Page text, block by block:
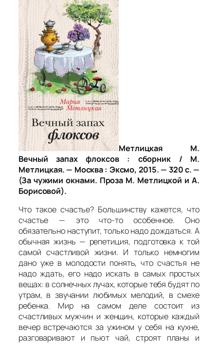
Метлицкая М.
Вечный запах флоксов : сборник / М.
Метлицкая. — Москва : Эксмо, 2015. — 320 с. —
(За чужими окнами. Проза М. Метлицкой и А.
Борисовой).
Что такое счастье? Большинству кажется, что
счастье — это что-то особенное. Оно
обязательно наступит, только надо дождаться. А
обычная жизнь — репетиция, подготовка к той
самой счастливой жизни. И только немногим
дано уже в молодости понять, что счастья не
надо ждать, его надо искать в самых простых
вещах: в солнечных лучах, которые тебя будят по
утрам, в звучании любимых мелодий, в смехе
ребенка. Мир на самом деле состоит из
счастливых мужчин и женщин, которые каждый
вечер встречаются за ужином у себя на кухне,
разговаривают и пьют чай, строят планы и